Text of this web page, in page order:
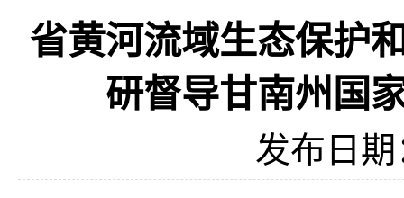
省黄河流域生态保护
研督导甘南州国
发布日